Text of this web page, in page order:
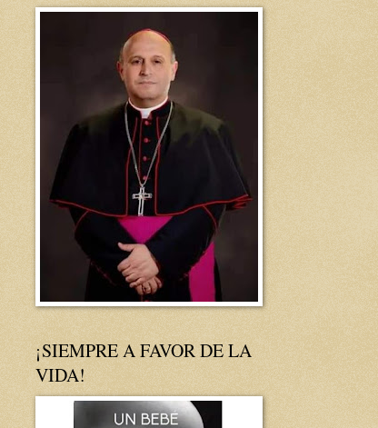
¡SIEMPRE A FAVOR DE LA
VIDA!